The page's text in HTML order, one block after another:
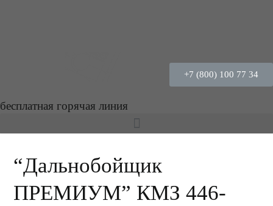
+7 (800) 100 77 34
бесплатная горячая линия
“Дальнобойщик
ПРЕМИУМ” КМЗ 446-